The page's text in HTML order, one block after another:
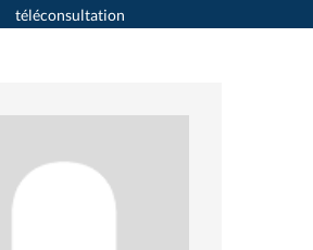
téléconsultation
Zimmermann>Cabinet du Dr. Rudolf